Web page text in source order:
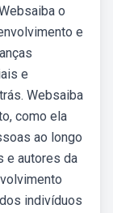
o
e
e
Websaiba
como ela
ao longo
e autores da
indivíduos